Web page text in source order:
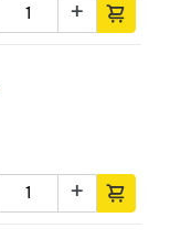
+
+